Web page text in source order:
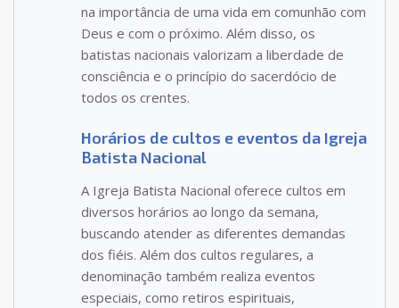
na importância de uma vida em comunhão com
Deus e com o próximo. Além disso, os
batistas nacionais valorizam a liberdade de
consciência e o princípio do sacerdócio de
todos os crentes.
Horários de cultos e eventos da Igreja
Batista Nacional
A Igreja Batista Nacional oferece cultos em
diversos horários ao longo da semana,
buscando atender as diferentes demandas
dos fiéis. Além dos cultos regulares, a
denominação também realiza eventos
especiais, como retiros espirituais,